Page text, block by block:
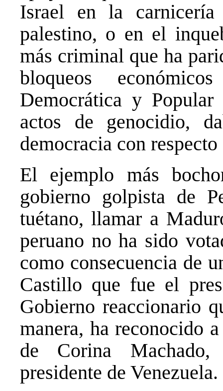
Israel en la carnicería
palestino, o en el
más criminal que ha
bloqueos
Democrática y
actos de genocidio,
democracia con respecto
El ejemplo más
gobierno golpista de
tuétano, llamar a
peruano no ha sido
como consecuencia de
Castillo que fue el
Gobierno reaccionario
manera, ha reconocido
de Corina Machado,
presidente de Venezuela.